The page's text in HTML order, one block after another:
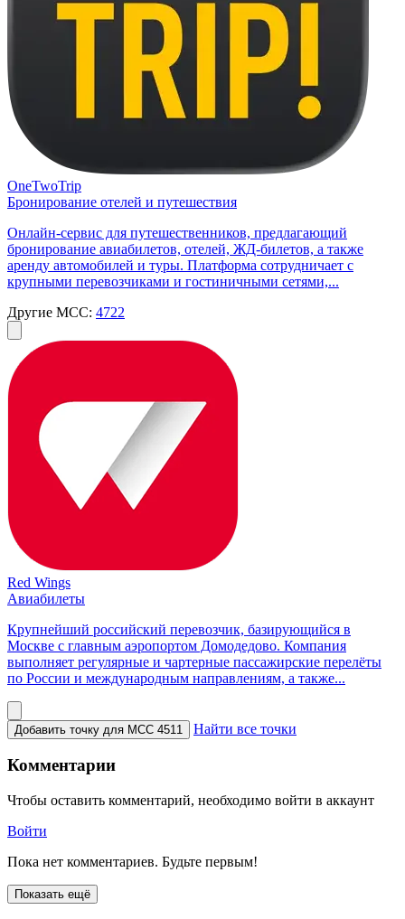
OneTwoTrip
Бронирование отелей и путешествия
Онлайн-сервис для путешественников, предлагающий
бронирование авиабилетов, отелей, ЖД-билетов, а также
аренду автомобилей и туры. Платформа сотрудничает с
крупными перевозчиками и гостиничными сетями,...
Другие MCC: 4722
Red Wings
Авиабилеты
Крупнейший российский перевозчик, базирующийся в
Москве с главным аэропортом Домодедово. Компания
выполняет регулярные и чартерные пассажирские перелёты
по России и международным направлениям, а также...
Добавить точку для MCC 4511 Найти все точки
Комментарии
Чтобы оставить комментарий, необходимо войти в аккаунт
Войти
Пока нет комментариев. Будьте первым!
Показать ещё